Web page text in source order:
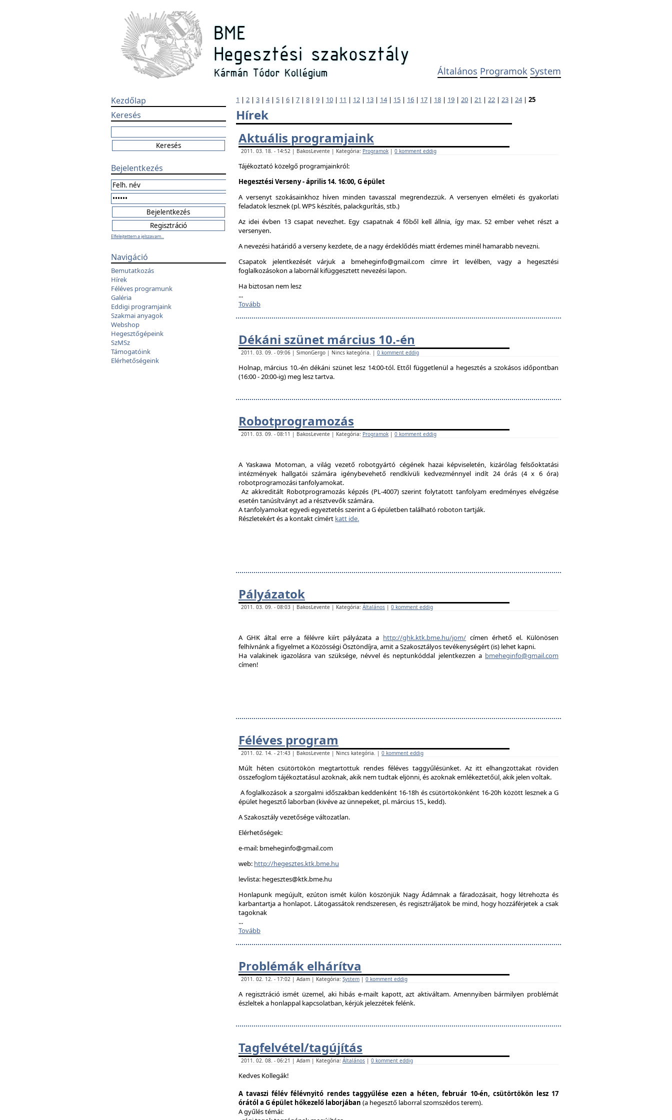
Általános Programok System
Kezdőlap
Keresés
Bejelentkezés
Elfelejtettem a jelszavam...
Navigáció
Bemutatkozás
Hírek
Féléves programunk
Galéria
Eddigi programjaink
Szakmai anyagok
Webshop
Hegesztőgépeink
SzMSz
Támogatóink
Elérhetőségeink
1 | 2 | 3 | 4| 5 | 6 | 7 | 8 | 9 | 10 | 11 | 12 | 13 | 14| 15 | 16 | 17 | 18 | 19 | 20 | 21 | 22 | 23 | 24| 25
Hírek
Aktuális programjaink
2011. 03. 18. - 14:52 | BakosLevente | Kategória: Programok | 0 komment eddig
Tájékoztató közelgő programjainkról:
Hegesztési Verseny - április 14. 16:00, G épület
A versenyt szokásainkhoz híven minden tavasszal megrendezzük. A versenyen elméleti és gyakorlati
feladatok lesznek (pl. WPS készítés, palackgurítás, stb.)
Az idei évben 13 csapat nevezhet. Egy csapatnak 4 főből kell állnia, így max. 52 ember vehet részt a
versenyen.
A nevezési határidő a verseny kezdete, de a nagy érdeklődés miatt érdemes minél hamarabb nevezni.
Csapatok jelentkezését várjuk a bmeheginfo@gmail.com címre írt levélben, vagy a hegesztési
foglalkozásokon a labornál kifüggesztett nevezési lapon.
Ha biztosan nem lesz
...
Tovább
Dékáni szünet március 10.-én
2011. 03. 09. - 09:06 | SimonGergo | Nincs kategória. | 0 komment eddig
Holnap, március 10.-én dékáni szünet lesz 14:00-tól. Ettől függetlenül a hegesztés a szokásos időpontban
(16:00 - 20:00-ig) meg lesz tartva.
Robotprogramozás
2011. 03. 09. - 08:11 | BakosLevente | Kategória: Programok | 0 komment eddig
A Yaskawa Motoman, a világ vezető robotgyártó cégének hazai képviseletén, kizárólag felsőoktatási
intézmények hallgatói számára igénybevehető rendkívüli kedvezménnyel indít 24 órás (4 x 6 óra)
robotprogramozási tanfolyamokat.
Az akkreditált Robotprogramozás képzés (PL-4007) szerint folytatott tanfolyam eredményes elvégzése
esetén tanúsítványt ad a résztvevők számára.
A tanfolyamokat egyedi egyeztetés szerint a G épületben található roboton tartják.
Részletekért és a kontakt címért katt ide.
Pályázatok
2011. 03. 09. - 08:03 | BakosLevente | Kategória: Általános | 0 komment eddig
A GHK által erre a félévre kiírt pályázata a http://ghk.ktk.bme.hu/jom/ címen érhető el. Különösen
felhívnánk a figyelmet a Közösségi Ösztöndíjra, amit a Szakosztályos tevékenységért (is) lehet kapni.
Ha valakinek igazolásra van szüksége, névvel és neptunkóddal jelentkezzen a bmeheginfo@gmail.com
címen!
Féléves program
2011. 02. 14. - 21:43 | BakosLevente | Nincs kategória. | 0 komment eddig
Múlt héten csütörtökön megtartottuk rendes féléves taggyűlésünket. Az itt elhangzottakat röviden
összefoglom tájékoztatásul azoknak, akik nem tudtak eljönni, és azoknak emlékeztetőül, akik jelen voltak.
A foglalkozások a szorgalmi időszakban keddenként 16-18h és csütörtökönként 16-20h között lesznek a G
épület hegesztő laborban (kivéve az ünnepeket, pl. március 15., kedd).
A Szakosztály vezetősége változatlan.
Elérhetőségek:
e-mail: bmeheginfo@gmail.com
web: http://hegesztes.ktk.bme.hu
levlista: hegesztes@ktk.bme.hu
Honlapunk megújult, ezúton ismét külön köszönjük Nagy Ádámnak a fáradozásait, hogy létrehozta és
karbantartja a honlapot. Látogassátok rendszeresen, és regisztráljatok be mind, hogy hozzáférjetek a csak
tagoknak
...
Tovább
Problémák elhárítva
2011. 02. 12. - 17:02 | Adam | Kategória: System | 0 komment eddig
A regisztráció ismét üzemel, aki hibás e-mailt kapott, azt aktiváltam. Amennyiben bármilyen problémát
észleltek a honlappal kapcsolatban, kérjük jelezzétek felénk.
Tagfelvétel/tagújítás
2011. 02. 08. - 06:21 | Adam | Kategória: Általános | 0 komment eddig
Kedves Kollegák!
A tavaszi félév félévnyitó rendes taggyűlése ezen a héten, február 10-én, csütörtökön lesz 17
órától a G épület hőkezelő laborjában (a hegesztő laborral szomszédos terem).
A gyűlés témái: